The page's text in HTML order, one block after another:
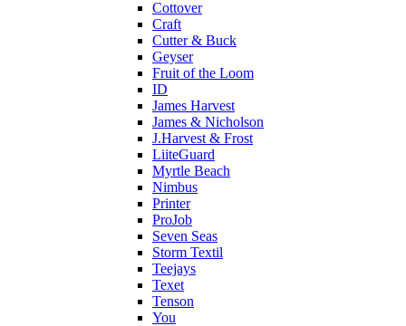
Cottover
Craft
Cutter & Buck
Geyser
Fruit of the Loom
ID
James Harvest
James & Nicholson
J.Harvest & Frost
LiiteGuard
Myrtle Beach
Nimbus
Printer
ProJob
Seven Seas
Storm Textil
Teejays
Texet
Tenson
You